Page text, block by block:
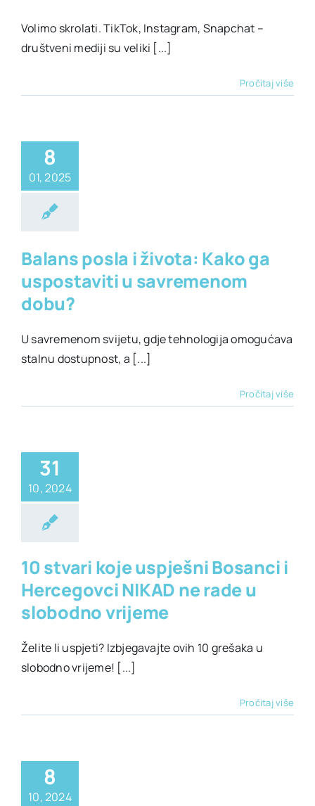
Volimo skrolati. TikTok, Instagram, Snapchat –
društveni mediji su veliki [...]
Pročitaj više
8
01, 2025
zdravlje
Životni stil
Balans posla i života: Kako ga
uspostaviti u savremenom
dobu?
U savremenom svijetu, gdje tehnologija omogućava
stalnu dostupnost, a [...]
Pročitaj više
31
10, 2024
Lični razvoj
10 stvari koje uspješni Bosanci i
Hercegovci NIKAD ne rade u
slobodno vrijeme
Želite li uspjeti? Izbjegavajte ovih 10 grešaka u
slobodno vrijeme! [...]
Pročitaj više
8
10, 2024